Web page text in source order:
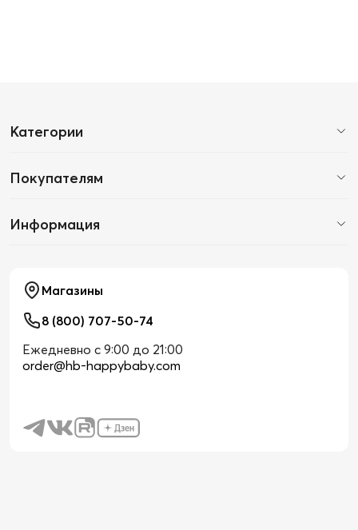
Категории
Покупателям
Информация
Магазины
8 (800) 707-50-74
Ежедневно с 9:00 до 21:00
order@hb-happybaby.com